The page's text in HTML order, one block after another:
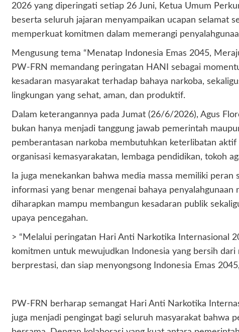
2026 yang diperingati setiap 26 Juni, Ketua Umum
beserta seluruh jajaran menyampaikan ucapan selamat
memperkuat komitmen dalam memerangi
Mengusung tema “Menatap Indonesia Emas 2045,
PW-FRN memandang peringatan HANI sebagai
kesadaran masyarakat terhadap bahaya narkoba,
lingkungan yang sehat, aman, dan produktif.
Dalam keterangannya pada Jumat (26/6/2026), Agus
bukan hanya menjadi tanggung jawab pemerintah
pemberantasan narkoba membutuhkan keterlibatan
organisasi kemasyarakatan, lembaga pendidikan, tokoh
Ia juga menekankan bahwa media massa memiliki
informasi yang benar mengenai bahaya
diharapkan mampu membangun kesadaran publik
upaya pencegahan.
> “Melalui peringatan Hari Anti Narkotika Internasional
komitmen untuk mewujudkan Indonesia yang bersih
berprestasi, dan siap menyongsong Indonesia Emas
PW-FRN berharap semangat Hari Anti Narkotika
juga menjadi pengingat bagi seluruh masyarakat bahwa